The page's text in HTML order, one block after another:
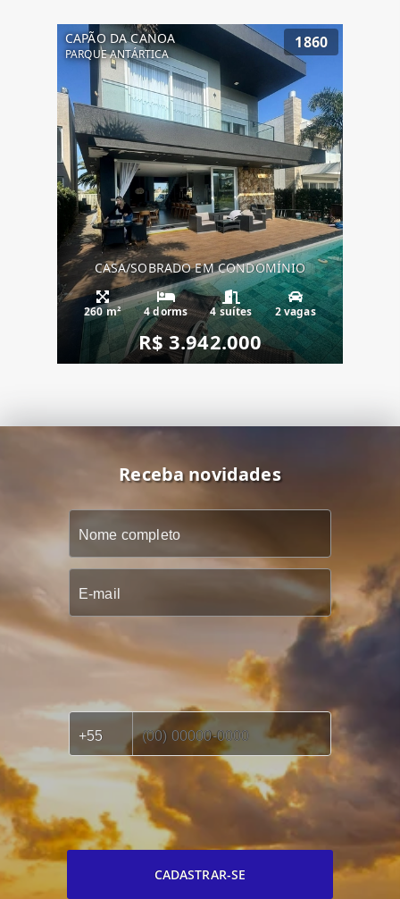
CAPÃO DA CANOA
PARQUE ANTÁRTICA
1860
CASA/SOBRADO EM CONDOMÍNIO
260 m² 4 dorms 4 suítes 2 vagas
R$ 3.942.000
Receba novidades
CADASTRAR-SE